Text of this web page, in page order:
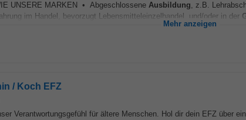
UNSERE MARKEN • Abgeschlossene Ausbildung, z.B.
im Handel, bevorzugt Lebensmitteleinzelhandel, und/oder in der
Mehr anzeigen
/ Koch EFZ
Verantwortungsgefühl für ältere Menschen. Hol dir dein EFZ über